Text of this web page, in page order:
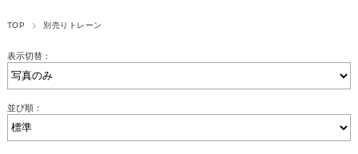
TOP 別売りトレーン
表示切替：
並び順：